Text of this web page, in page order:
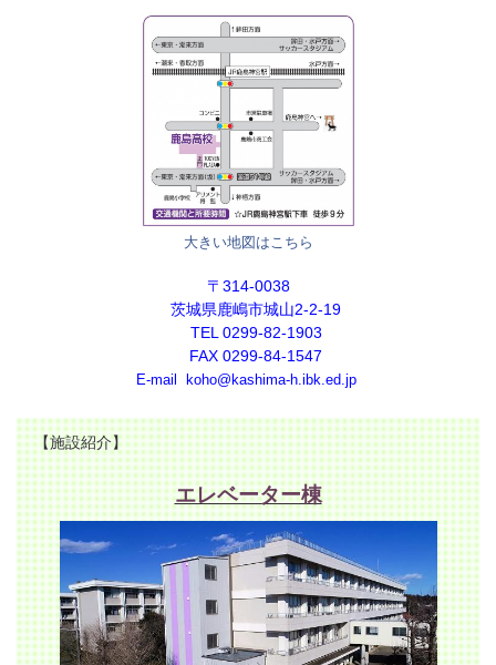
大きい地図はこちら
〒314-0038
茨城県鹿嶋市城山2-2-19
TEL 0299-82-1903
FAX 0299-84-1547
E-mail koho@kashima-h.ibk.ed.jp
【施設紹介】
エレベーター棟